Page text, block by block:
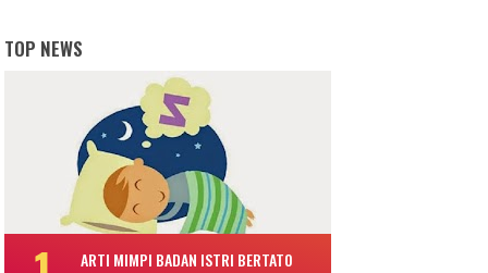
TOP NEWS
ARTI MIMPI BADAN ISTRI BERTATO